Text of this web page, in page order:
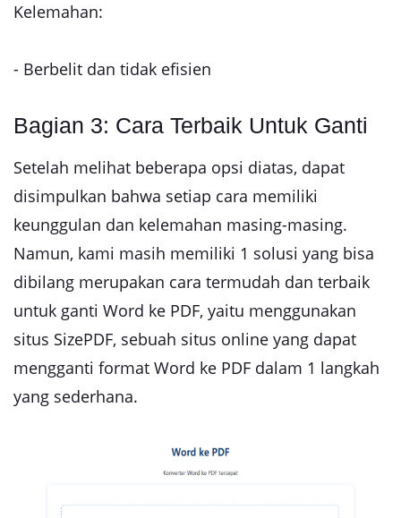
Kelemahan:
- Berbelit dan tidak efisien
Bagian 3: Cara Terbaik Untuk Ganti
Setelah melihat beberapa opsi diatas, dapat
disimpulkan bahwa setiap cara memiliki
keunggulan dan kelemahan masing-masing.
Namun, kami masih memiliki 1 solusi yang bisa
dibilang merupakan cara termudah dan terbaik
untuk ganti Word ke PDF, yaitu menggunakan
situs SizePDF, sebuah situs online yang dapat
mengganti format Word ke PDF dalam 1 langkah
yang sederhana.